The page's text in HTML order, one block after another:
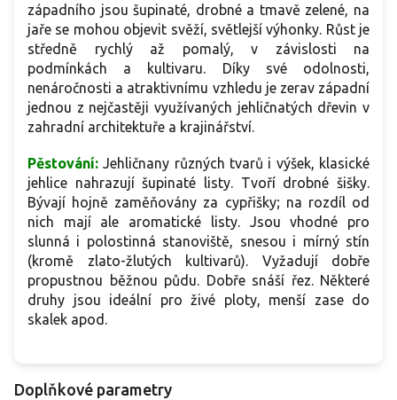
západního jsou šupinaté, drobné a tmavě zelené, na
jaře se mohou objevit svěží, světlejší výhonky. Růst je
středně rychlý až pomalý, v závislosti na
podmínkách a kultivaru. Díky své odolnosti,
nenáročnosti a atraktivnímu vzhledu je zerav západní
jednou z nejčastěji využívaných jehličnatých dřevin v
zahradní architektuře a krajinářství.
Pěstování: Jehličnany různých tvarů i výšek, klasické
jehlice nahrazují šupinaté listy. Tvoří drobné šišky.
Bývají hojně zaměňovány za cypřišky; na rozdíl od
nich mají ale aromatické listy. Jsou vhodné pro
slunná i polostinná stanoviště, snesou i mírný stín
(kromě zlato-žlutých kultivarů). Vyžadují dobře
propustnou běžnou půdu. Dobře snáší řez. Některé
druhy jsou ideální pro živé ploty, menší zase do
skalek apod.
Doplňkové parametry